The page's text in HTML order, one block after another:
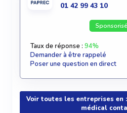
01 42 99 43 10
Taux de réponse : 94%
Demander à être rappelé
Poser une question en direct
Voir toutes les entreprises
médical